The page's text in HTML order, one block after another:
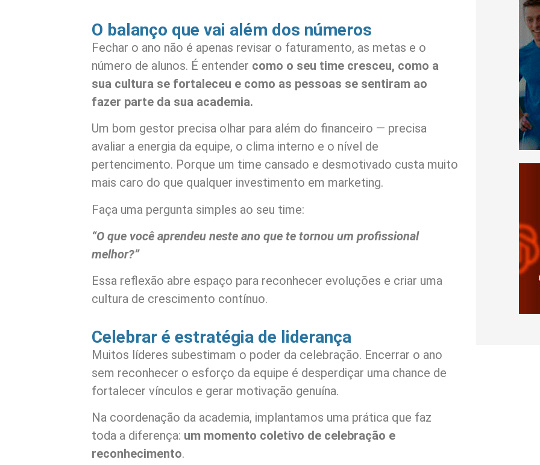
O balanço que vai além dos números
Fechar o ano não é apenas revisar o faturamento, as metas e o
número de alunos. É entender como o seu time cresceu, como a
sua cultura se fortaleceu e como as pessoas se sentiram ao
fazer parte da sua academia.
Um bom gestor precisa olhar para além do financeiro — precisa
avaliar a energia da equipe, o clima interno e o nível de
pertencimento. Porque um time cansado e desmotivado custa muito
mais caro do que qualquer investimento em marketing.
Faça uma pergunta simples ao seu time:
“O que você aprendeu neste ano que te tornou um profissional
melhor?”
Essa reflexão abre espaço para reconhecer evoluções e criar uma
cultura de crescimento contínuo.
Celebrar é estratégia de liderança
Muitos líderes subestimam o poder da celebração. Encerrar o ano
sem reconhecer o esforço da equipe é desperdiçar uma chance de
fortalecer vínculos e gerar motivação genuína.
Na coordenação da academia, implantamos uma prática que faz
toda a diferença: um momento coletivo de celebração e
reconhecimento.